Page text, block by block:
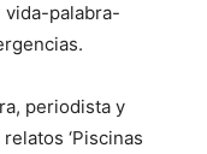
palabra-
periodista y
‘Piscinas